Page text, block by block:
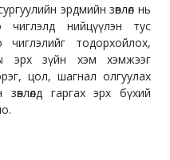
эрдмийн зөвлөл нь
нийцүүлэн тус
чиглэлийг тодорхойлох,
эрх зүйн хэм хэмжээг
цол, шагнал олгуулах
гаргах эрх бүхий